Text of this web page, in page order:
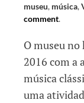
museu, música,
comment.
O museu
2016 com a
música
uma